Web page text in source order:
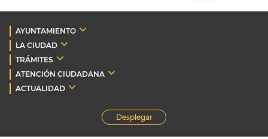
AYUNTAMIENTO
LA CIUDAD
TRÁMITES
ATENCIÓN CIUDADANA
ACTUALIDAD
Desplegar